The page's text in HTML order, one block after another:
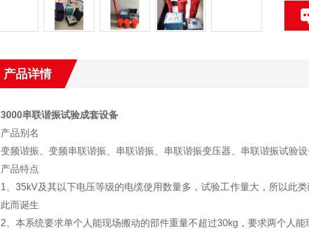
产品详情
3000串联谐振试验成套设备
产品别名
变频谐振、变频串联谐振、串联谐振、串联谐振变压器、串联谐振试验
产品特点
1、35kV及其以下电压等级的电缆使用数量多，试验工作量大，所以此
此而诞生
2、本系统要求单个人能现场搬动的部件重量不超过30kg，要求两个人